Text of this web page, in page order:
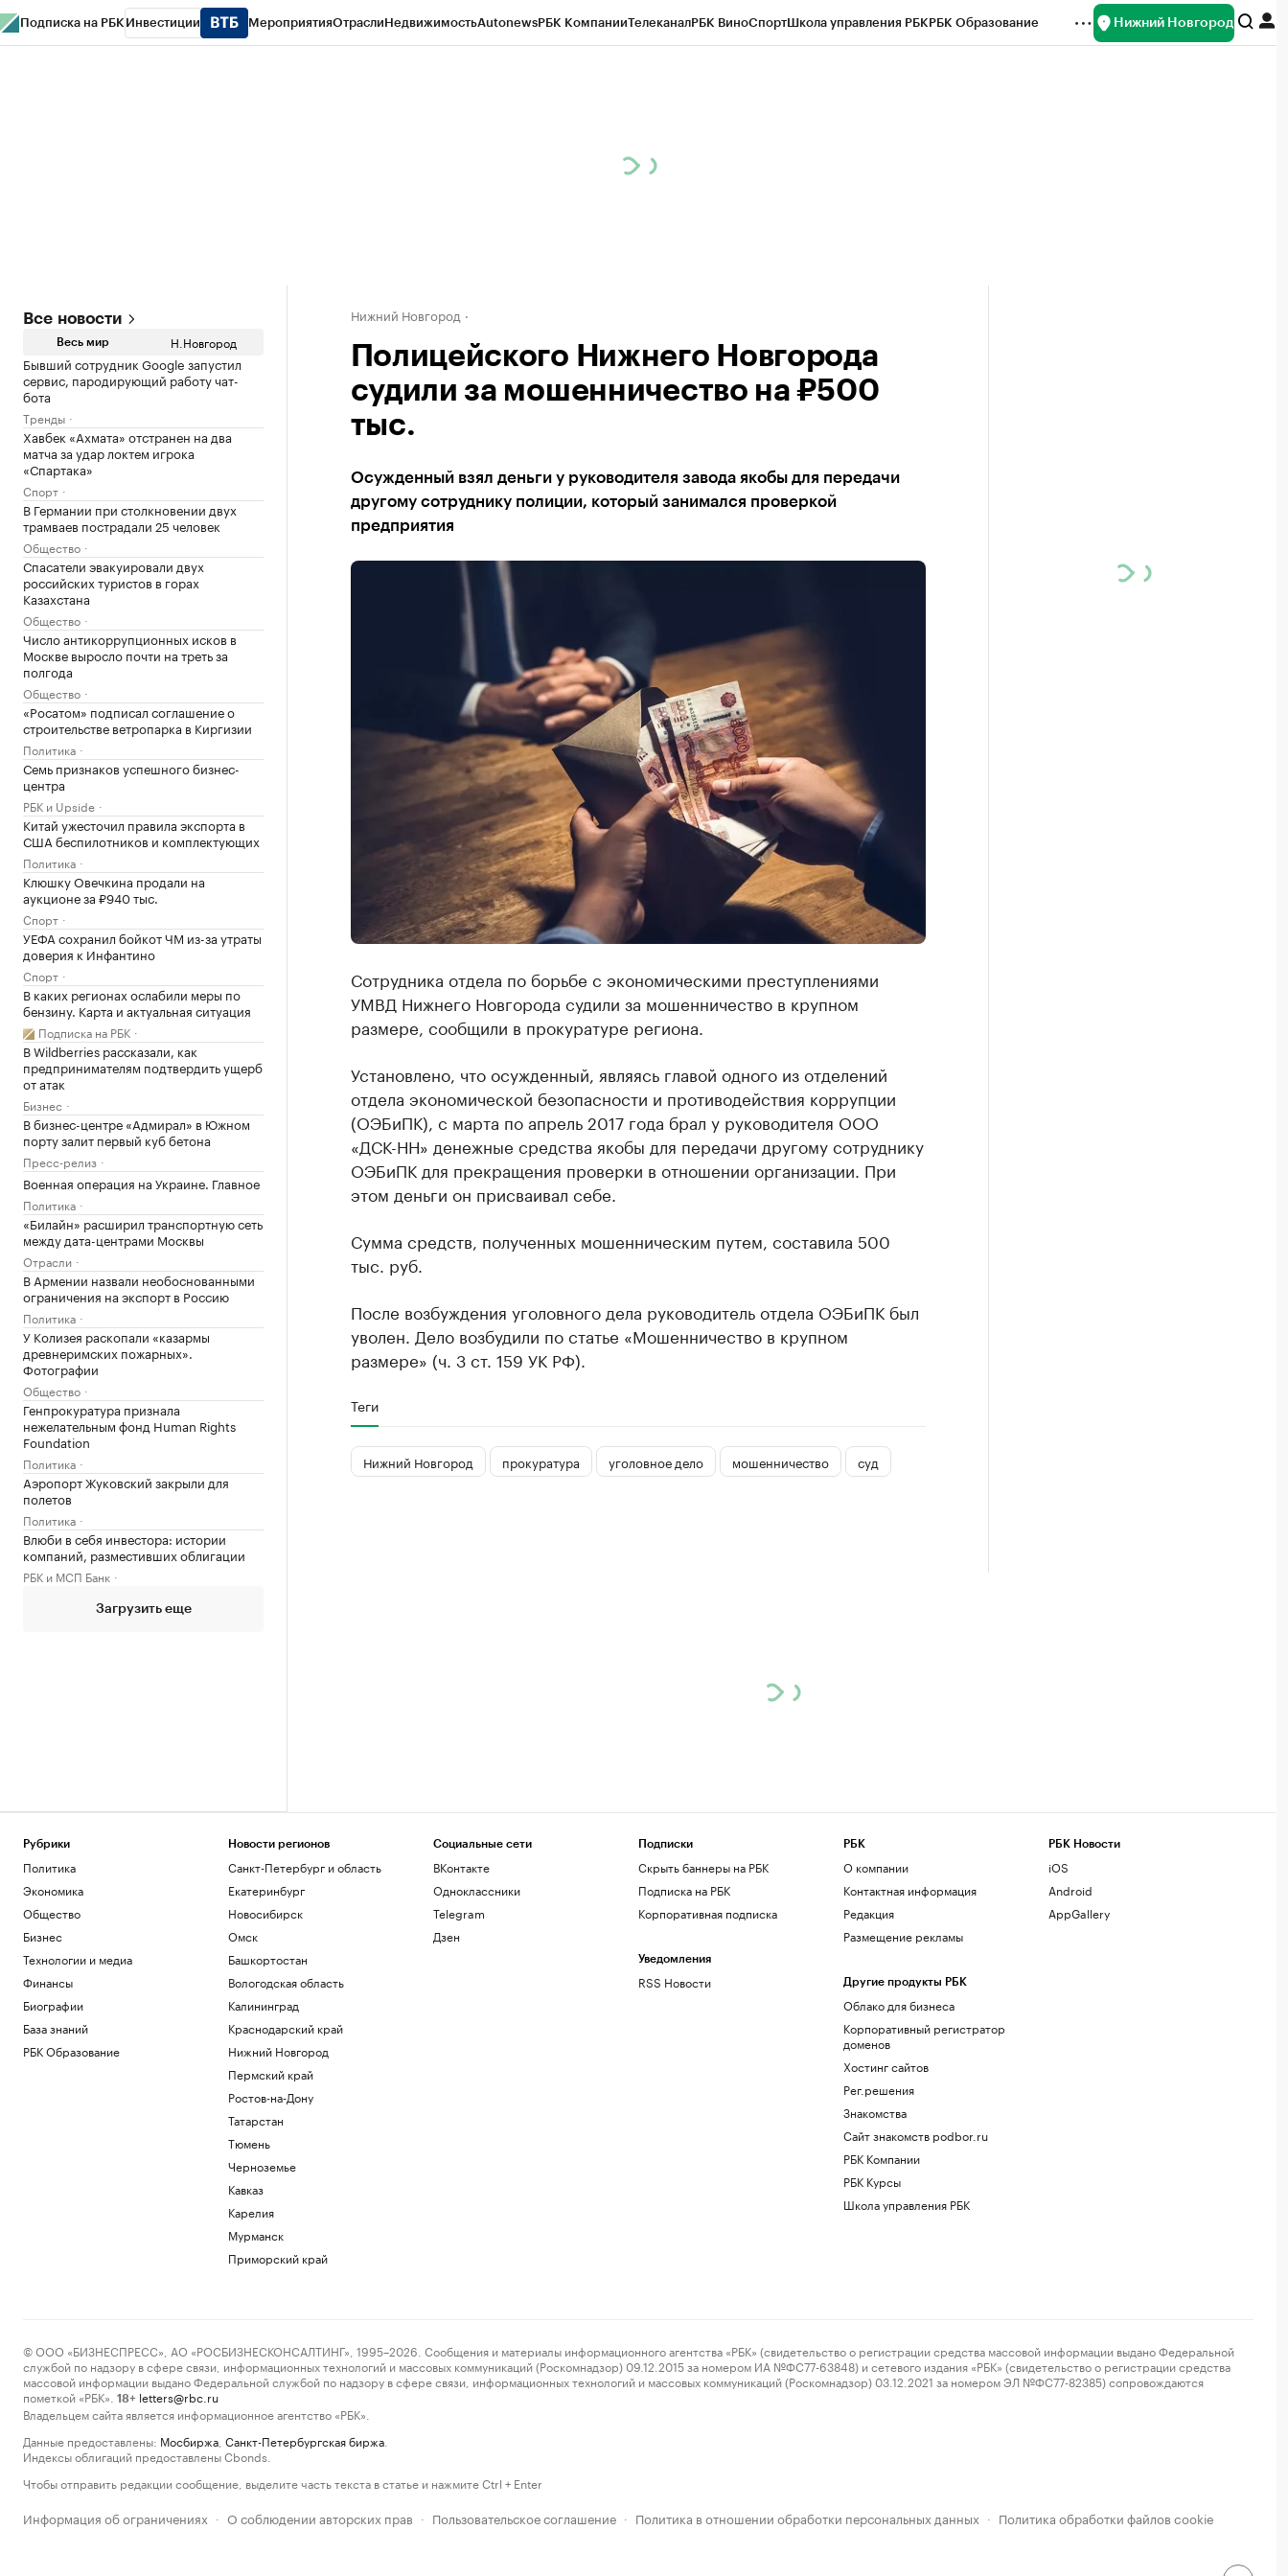
Подписка на РБК Инвестиции МероприятияОтраслиНедвижимостьAutonewsРБК КомпанииТелеканалРБК ВиноСпортШкола управления РБКРБК Образование Нижний Новгород
Все новости
Весь мир Н.Новгород
Бывший сотрудник Google запустил
сервис, пародирующий работу чат-
бота
Тренды
Хавбек «Ахмата» отстранен на два
матча за удар локтем игрока
«Спартака»
Спорт
В Германии при столкновении двух
трамваев пострадали 25 человек
Общество
Спасатели эвакуировали двух
российских туристов в горах
Казахстана
Общество
Число антикоррупционных исков в
Москве выросло почти на треть за
полгода
Общество
«Росатом» подписал соглашение о
строительстве ветропарка в Киргизии
Политика
Семь признаков успешного бизнес-
центра
РБК и Upside
Китай ужесточил правила экспорта в
США беспилотников и комплектующих
Политика
Клюшку Овечкина продали на
аукционе за ₽940 тыс.
Спорт
УЕФА сохранил бойкот ЧМ из-за утраты
доверия к Инфантино
Спорт
В каких регионах ослабили меры по
бензину. Карта и актуальная ситуация
Подписка на РБК
В Wildberries рассказали, как
предпринимателям подтвердить ущерб
от атак
Бизнес
В бизнес-центре «Адмирал» в Южном
порту залит первый куб бетона
Пресс-релиз
Военная операция на Украине. Главное
Политика
«Билайн» расширил транспортную сеть
между дата-центрами Москвы
Отрасли
В Армении назвали необоснованными
ограничения на экспорт в Россию
Политика
У Колизея раскопали «казармы
древнеримских пожарных».
Фотографии
Общество
Генпрокуратура признала
нежелательным фонд Human Rights
Foundation
Политика
Аэропорт Жуковский закрыли для
полетов
Политика
Влюби в себя инвестора: истории
компаний, разместивших облигации
РБК и МСП Банк
Загрузить еще
Нижний Новгород
Полицейского Нижнего Новгорода
судили за мошенничество на ₽500
тыс.
Осужденный взял деньги у руководителя завода якобы для передачи
другому сотруднику полиции, который занимался проверкой
предприятия
Сотрудника отдела по борьбе с экономическими преступлениями
УМВД Нижнего Новгорода судили за мошенничество в крупном
размере, сообщили в прокуратуре региона.
Установлено, что осужденный, являясь главой одного из отделений
отдела экономической безопасности и противодействия коррупции
(ОЭБиПК), с марта по апрель 2017 года брал у руководителя ООО
«ДСК-НН» денежные средства якобы для передачи другому сотруднику
ОЭБиПК для прекращения проверки в отношении организации. При
этом деньги он присваивал себе.
Сумма средств, полученных мошенническим путем, составила 500
тыс. руб.
После возбуждения уголовного дела руководитель отдела ОЭБиПК был
уволен. Дело возбудили по статье «Мошенничество в крупном
размере» (ч. 3 ст. 159 УК РФ).
Теги
Нижний Новгород прокуратура уголовное дело мошенничество суд
Рубрики
Политика
Экономика
Общество
Бизнес
Технологии и медиа
Финансы
Биографии
База знаний
РБК Образование
Новости регионов
Санкт-Петербург и область
Екатеринбург
Новосибирск
Омск
Башкортостан
Вологодская область
Калининград
Краснодарский край
Нижний Новгород
Пермский край
Ростов-на-Дону
Татарстан
Тюмень
Черноземье
Кавказ
Карелия
Мурманск
Приморский край
Социальные сети
ВКонтакте
Одноклассники
Telegram
Дзен
Подписки
Скрыть баннеры на РБК
Подписка на РБК
Корпоративная подписка
Уведомления
RSS Новости
РБК
О компании
Контактная информация
Редакция
Размещение рекламы
Другие продукты РБК
Облако для бизнеса
Корпоративный регистратор
доменов
Хостинг сайтов
Рег.решения
Знакомства
Сайт знакомств podbor.ru
РБК Компании
РБК Курсы
Школа управления РБК
РБК Новости
iOS
Android
AppGallery
© ООО «БИЗНЕСПРЕСС», АО «РОСБИЗНЕСКОНСАЛТИНГ», 1995–2026. Сообщения и материалы информационного агентства «РБК» (свидетельство о регистрации средства массовой информации выдано Федеральной
службой по надзору в сфере связи, информационных технологий и массовых коммуникаций (Роскомнадзор) 09.12.2015 за номером ИА №ФС77-63848) и сетевого издания «РБК» (свидетельство о регистрации средства
массовой информации выдано Федеральной службой по надзору в сфере связи, информационных технологий и массовых коммуникаций (Роскомнадзор) 03.12.2021 за номером ЭЛ №ФС77-82385) сопровождаются
пометкой «РБК».
18+ letters@rbc.ru
Владельцем сайта является информационное агентство «РБК».
Данные предоставлены: Мосбиржа Санкт-Петербургская биржа
Индексы облигаций предоставлены Cbonds.
Чтобы отправить редакции сообщение, выделите часть текста в статье и нажмите Ctrl + Enter
Информация об ограничениях · О соблюдении авторских прав · Пользовательское соглашение · Политика в отношении обработки персональных данных · Политика обработки файлов cookie